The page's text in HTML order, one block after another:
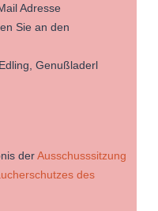
Adresse
Sie an den
Genußladerl
derAusschusssitzung
des